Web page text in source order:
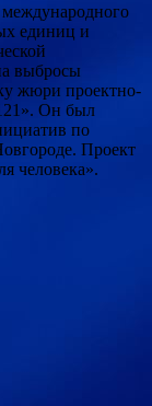
единиц и
выбросы
жюри проектно-
Он был
по
Проект
человека».